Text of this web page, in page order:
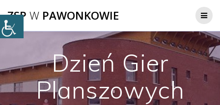
do
ZSP W PAWONKOWIE
Dzień Gier
Planszowych